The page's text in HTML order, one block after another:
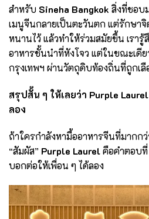
สำหรับ Sineha Bangkok สิ่งที่ชอบ
เมนูจีนกลายเป็นตะวันตก แต่รักษา
หนานไว้ แล้วทำให้ร่วมสมัยขึ้น เรา
อาหารชั้นนำที่หังโจว แต่ในขณะเดี
กรุงเทพฯ ผ่านวัตถุดิบท้องถิ่นที่ถูกเลื
สรุปสั้น ๆ ให้เลยว่า Purple
ลอง
ถ้าใครกำลังหามื้ออาหารจีนที่มากก
“สัมผัส” Purple Laurelคือคำตอบที่
บอกต่อให้เพื่อน ๆ ได้ลอง